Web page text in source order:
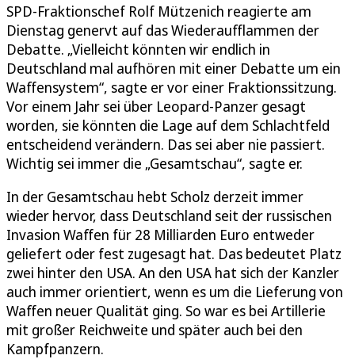
SPD-Fraktionschef Rolf Mützenich reagierte am
Dienstag genervt auf das Wiederaufflammen der
Debatte. „Vielleicht könnten wir endlich in
Deutschland mal aufhören mit einer Debatte um ein
Waffensystem“, sagte er vor einer Fraktionssitzung.
Vor einem Jahr sei über Leopard-Panzer gesagt
worden, sie könnten die Lage auf dem Schlachtfeld
entscheidend verändern. Das sei aber nie passiert.
Wichtig sei immer die „Gesamtschau“, sagte er.
In der Gesamtschau hebt Scholz derzeit immer
wieder hervor, dass Deutschland seit der russischen
Invasion Waffen für 28 Milliarden Euro entweder
geliefert oder fest zugesagt hat. Das bedeutet Platz
zwei hinter den USA. An den USA hat sich der Kanzler
auch immer orientiert, wenn es um die Lieferung von
Waffen neuer Qualität ging. So war es bei Artillerie
mit großer Reichweite und später auch bei den
Kampfpanzern.